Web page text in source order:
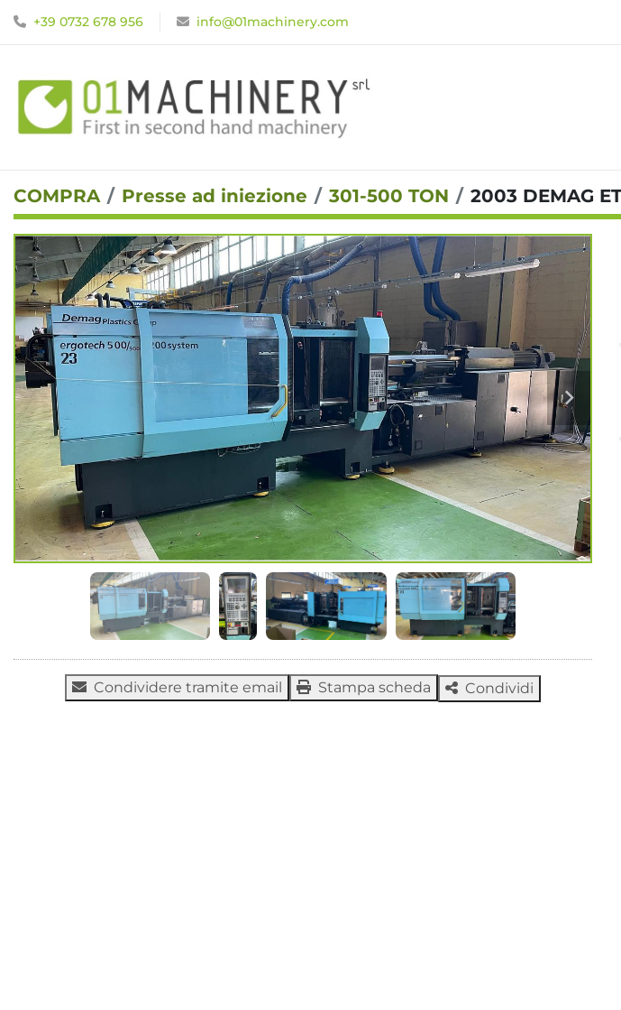
+39 0732 678 956 info@01machinery.com
COMPRA Presse ad iniezione 301-500 TON 2003 DEMAG
Condividere tramite email Stampa scheda Condividi